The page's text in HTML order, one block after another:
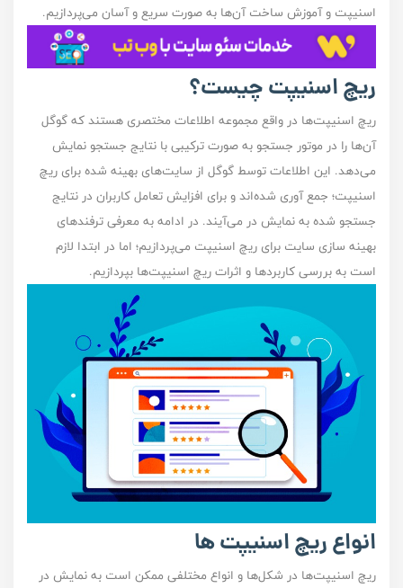
اسنیپت و آموزش ساخت ‌آن‌ها به صورت سریع و آسان می‌پردازیم.
ریچ اسنیپت چیست؟
ریچ اسنیپت‌ها در واقع مجموعه اطلاعات مختصری هستند که گوگل
آن‌ها را در موتور جستجو به صورت ترکیبی با نتایج جستجو نمایش
می‌دهد. این اطلاعات توسط گوگل از سایت‌‌های بهینه شده برای ریچ
اسنیپت؛ جمع آوری شده‌اند و برای افزایش تعامل کاربران در نتایج
جستجو شده به نمایش در می‌آیند. در ادامه به معرفی ترفند‌های
بهینه سازی سایت برای ریچ اسنیپت می‌پردازیم؛ اما در ابتدا لازم
است به بررسی کاربرد‌ها و اثرات ریچ اسنیپت‌ها بپردازیم.
انواع ریچ اسنیپت‌ ها
ریچ اسنیپت‌ها در شکل‌‌ها و انواع مختلفی ممکن است به نمایش در